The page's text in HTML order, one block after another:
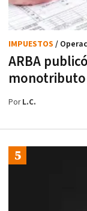
ARBA
monotributo
IMPUESTOS /
PorL.C.